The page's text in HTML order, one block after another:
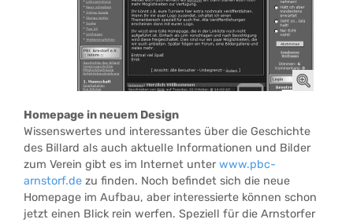
Homepage in neuem Design
Wissenswertes und interessantes über die Geschichte
des Billard als auch aktuelle Informationen und Bilder
zum Verein gibt es im Internet unterwww.pbc-
arnstorf.de zu finden. Noch befindet sich die neue
Homepage im Aufbau, aber interessierte können schon
jetzt einen Blick rein werfen. Speziell für die Arnstorfer